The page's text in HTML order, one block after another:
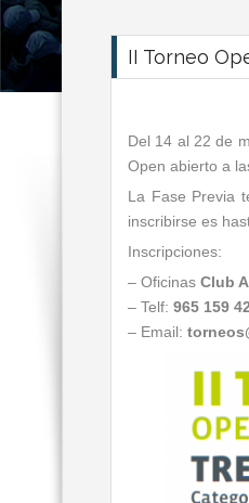
II Torneo
Del 14 al 22 de
Open abierto a
La Fase Previa
inscribirse es
Inscripciones:
– Oficinas Club
– Telf: 965 159
– Email: